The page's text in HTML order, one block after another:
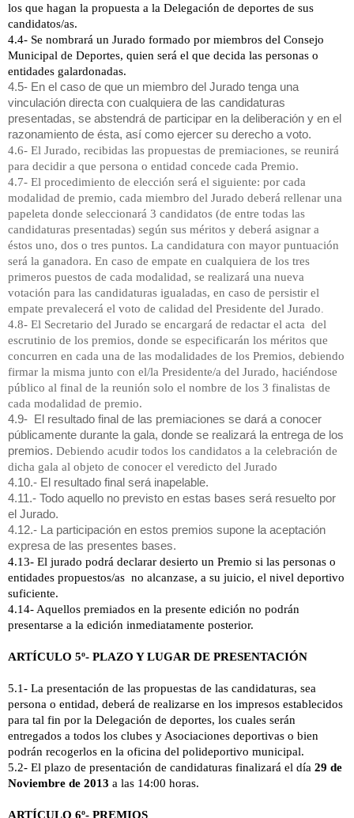
los que hagan la propuesta a la Delegación de deportes de sus
candidatos/as.
4.4- Se nombrará un Jurado formado por miembros del Consejo
Municipal de Deportes, quien será el que decida las personas o
entidades galardonadas.
4.5- En el caso de que un miembro del Jurado tenga una
vinculación directa con cualquiera de las candidaturas
presentadas, se abstendrá de participar en la deliberación y en el
razonamiento de ésta, así como ejercer su derecho a voto.
4.6- El Jurado, recibidas las propuestas de premiaciones, se reunirá
para decidir a que persona o entidad concede cada Premio.
4.7- El procedimiento de elección será el siguiente: por cada
modalidad de premio, cada miembro del Jurado deberá rellenar una
papeleta donde seleccionará 3 candidatos (de entre todas las
candidaturas presentadas) según sus méritos y deberá asignar a
éstos uno, dos o tres puntos. La candidatura con mayor puntuación
será la ganadora. En caso de empate en cualquiera de los tres
primeros puestos de cada modalidad, se realizará una nueva
votación para las candidaturas igualadas, en caso de persistir el
empate prevalecerá el voto de calidad del Presidente del Jurado
4.8- El Secretario del Jurado se encargará de redactar el acta del
escrutinio de los premios, donde se especificarán los méritos que
concurren en cada una de las modalidades de los Premios, debiendo
firmar la misma junto con el/la Presidente/a del Jurado, haciéndose
público al final de la reunión solo el nombre de los 3 finalistas de
cada modalidad de premio.
4.9- El resultado final de las premiaciones se dará a conocer
públicamente durante la gala, donde se realizará la entrega de los
premios. Debiendo acudir todos los candidatos a la celebración de
dicha gala al objeto de conocer el veredicto del Jurado
4.10.- El resultado final será inapelable.
4.11.- Todo aquello no previsto en estas bases será resuelto por
el Jurado.
4.12.- La participación en estos premios supone la aceptación
expresa de las presentes bases.
4.13- El jurado podrá declarar desierto un Premio si las personas o
entidades propuestos/as no alcanzase, a su juicio, el nivel deportivo
suficiente.
4.14- Aquellos premiados en la presente edición no podrán
presentarse a la edición inmediatamente posterior.
ARTÍCULO 5º- PLAZO Y LUGAR DE PRESENTACIÓN
5.1- La presentación de las propuestas de las candidaturas, sea
persona o entidad, deberá de realizarse en los impresos establecidos
para tal fin por la Delegación de deportes, los cuales serán
entregados a todos los clubes y Asociaciones deportivas o bien
podrán recogerlos en la oficina del polideportivo municipal.
5.2- El plazo de presentación de candidaturas finalizará el día 29 de
Noviembre de 2013 a las 14:00 horas.
ARTÍCULO 6º- PREMIOS